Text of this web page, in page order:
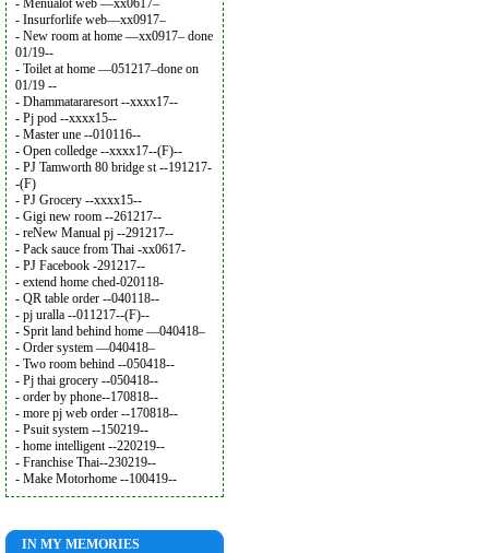
- Menualot web —xx0617–
- Insurforlife web—xx0917–
- New room at home —xx0917– done
01/19--
- Toilet at home —051217–done on
01/19 --
- Dhammatararesort --xxxx17--
- Pj pod --xxxx15--
- Master une --010116--
- Open colledge --xxxx17--(F)--
- PJ Tamworth 80 bridge st --191217-
-(F)
- PJ Grocery --xxxx15--
- Gigi new room --261217--
- reNew Manual pj --291217--
- Pack sauce from Thai -xx0617-
- PJ Facebook -291217--
- extend home ched-020118-
- QR table order --040118--
- pj uralla --011217--(F)--
- Sprit land behind home —040418–
- Order system —040418–
- Two room behind --050418--
- Pj thai grocery --050418--
- order by phone--170818--
- more pj web order --170818--
- Psuit system --150219--
- home intelligent --220219--
- Franchise Thai--230219--
- Make Motorhome --100419--
IN MY MEMORIES